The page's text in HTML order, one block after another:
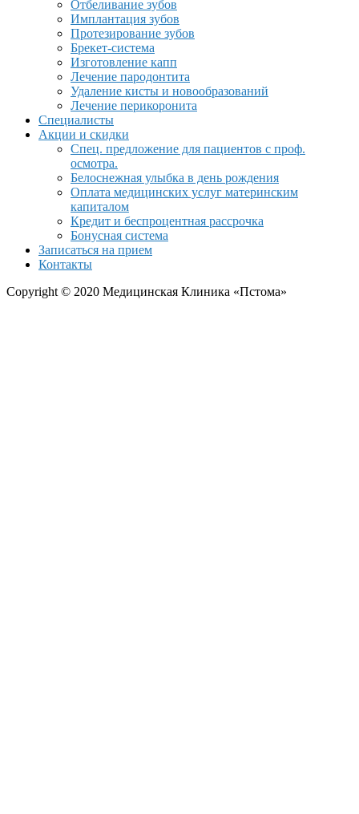
Отбеливание зубов
Имплантация зубов
Протезирование зубов
Брекет-система
Изготовление капп
Лечение пародонтита
Удаление кисты и новообразований
Лечение перикоронита
Специалисты
Акции и скидки
Спец. предложение для пациентов с проф.
осмотра.
Белоснежная улыбка в день рождения
Оплата медицинских услуг материнским
капиталом
Кредит и беспроцентная рассрочка
Бонусная система
Записаться на прием
Контакты
Copyright © 2020 Медицинская Клиника «Пстома»